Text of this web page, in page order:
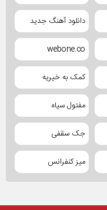
دانلود آهنگ جدید
webone.co
کمک به خیریه
مفتول سیاه
جک سقفی
میز کنفرانس